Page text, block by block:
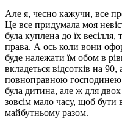
Але я, чесно кажучи, все
Це все придумала моя
була куплена до їх
права. А ось коли вони
буде належати їм обом в
вкладеться відсотків на
повноправною
була дитина, але ж для
зовсім мало часу, щоб бути
майбутньому разом.